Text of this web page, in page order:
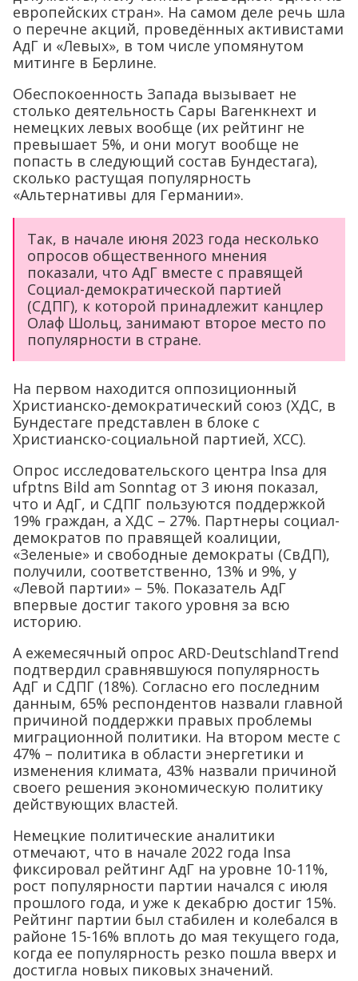
европейских стран». На самом деле речь шла
о перечне акций, проведённых активистами
АдГ и «Левых», в том числе упомянутом
митинге в Берлине.
Обеспокоенность Запада вызывает не
столько деятельность Сары Вагенкнехт и
немецких левых вообще (их рейтинг не
превышает 5%, и они могут вообще не
попасть в следующий состав Бундестага),
сколько растущая популярность
«Альтернативы для Германии».
Так, в начале июня 2023 года несколько
опросов общественного мнения
показали, что АдГ вместе с правящей
Социал-демократической партией
(СДПГ), к которой принадлежит канцлер
Олаф Шольц, занимают второе место по
популярности в стране.
На первом находится оппозиционный
Христианско-демократический союз (ХДС, в
Бундестаге представлен в блоке с
Христианско-социальной партией, ХСС).
Опрос исследовательского центра Insa для
ufptns Bild am Sonntag от 3 июня показал,
что и АдГ, и СДПГ пользуются поддержкой
19% граждан, а ХДС – 27%. Партнеры социал-
демократов по правящей коалиции,
«Зеленые» и свободные демократы (СвДП),
получили, соответственно, 13% и 9%, у
«Левой партии» – 5%. Показатель АдГ
впервые достиг такого уровня за всю
историю.
А ежемесячный опрос ARD-DeutschlandTrend
подтвердил сравнявшуюся популярность
АдГ и СДПГ (18%). Согласно его последним
данным, 65% респондентов назвали главной
причиной поддержки правых проблемы
миграционной политики. На втором месте с
47% – политика в области энергетики и
изменения климата, 43% назвали причиной
своего решения экономическую политику
действующих властей.
Немецкие политические аналитики
отмечают, что в начале 2022 года Insa
фиксировал рейтинг АдГ на уровне 10-11%,
рост популярности партии начался с июля
прошлого года, и уже к декабрю достиг 15%.
Рейтинг партии был стабилен и колебался в
районе 15-16% вплоть до мая текущего года,
когда ее популярность резко пошла вверх и
достигла новых пиковых значений.